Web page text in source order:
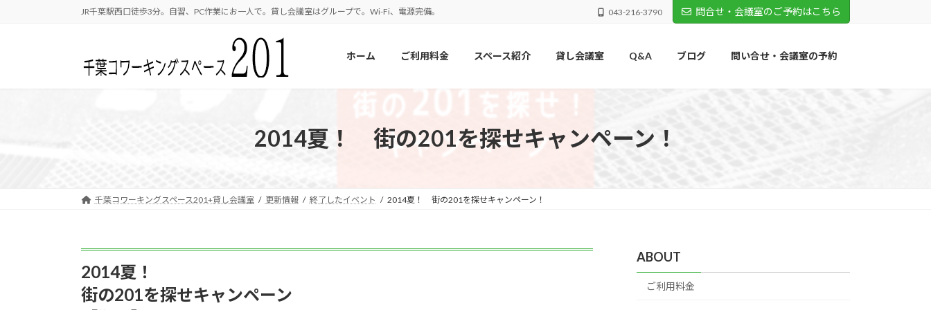
JR千葉駅西口徒歩3分。自習、PC作業にお一人で。貸し会議室はグループで。Wi-Fi、電源完備。 043-216-3790 問合せ・会議室のご予約はこちら
ホーム ご利用料金 スペース紹介 貸し会議室 Q&A ブログ 問い合せ・会議室の予約
2014夏！ 街の201を探せキャンペーン！
千葉コワーキングスペース201+貸し会議室 更新情報 終了したイベント 2014夏！ 街の201を探せキャンペーン！
2014夏！
街の201を探せキャンペーン
ABOUT
ご利用料金